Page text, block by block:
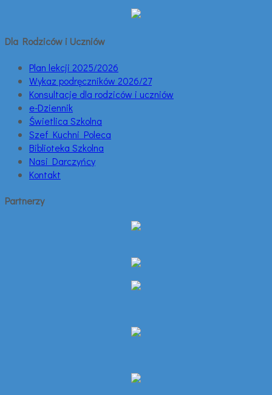
Dla Rodziców i Uczniów
Plan lekcji 2025/2026
Wykaz podręczników 2026/27
Konsultacje dla rodziców i uczniów
e-Dziennik
Świetlica Szkolna
Szef Kuchni Poleca
Biblioteka Szkolna
Nasi Darczyńcy
Kontakt
Partnerzy